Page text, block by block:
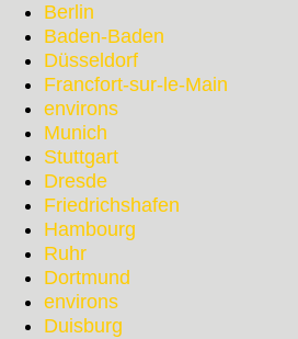
Berlin
Baden-Baden
Düsseldorf
Francfort-sur-le-Main
environs
Munich
Stuttgart
Dresde
Friedrichshafen
Hambourg
Ruhr
Dortmund
environs
Duisburg